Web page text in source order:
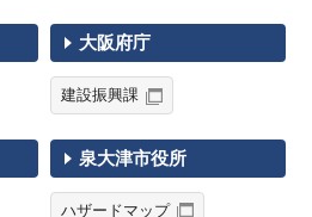
大阪府庁
建設振興課
泉大津市役所
ハザードマップ